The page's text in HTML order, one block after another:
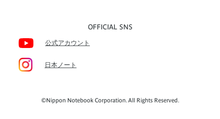
OFFICIAL SNS
公式アカウント
日本ノート
©Nippon Notebook Corporation. All Rights Reserved.